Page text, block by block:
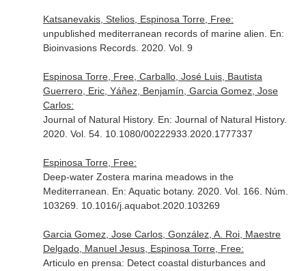
Katsanevakis, Stelios, Espinosa Torre, Free:
unpublished mediterranean records of marine alien. En:
Bioinvasions Records. 2020. Vol. 9
Espinosa Torre, Free, Carballo, José Luis, Bautista
Guerrero, Eric, Yáñez, Benjamín, Garcia Gomez, Jose
Carlos:
Journal of Natural History. En: Journal of Natural History.
2020. Vol. 54. 10.1080/00222933.2020.1777337
Espinosa Torre, Free:
Deep-water Zostera marina meadows in the
Mediterranean. En: Aquatic botany. 2020. Vol. 166. Núm.
103269. 10.1016/j.aquabot.2020.103269
Garcia Gomez, Jose Carlos, González, A. Roi, Maestre
Delgado, Manuel Jesus, Espinosa Torre, Free:
Articulo en prensa: Detect coastal disturbances and